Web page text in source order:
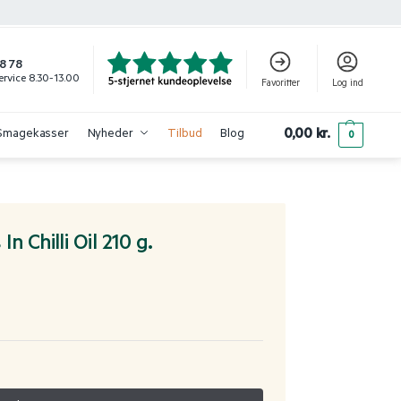
78
8.30-13.00 Favoritter Log ind
Nyheder Tilbud Blog 0,00 kr. 0
Chilli Oil 210 g.